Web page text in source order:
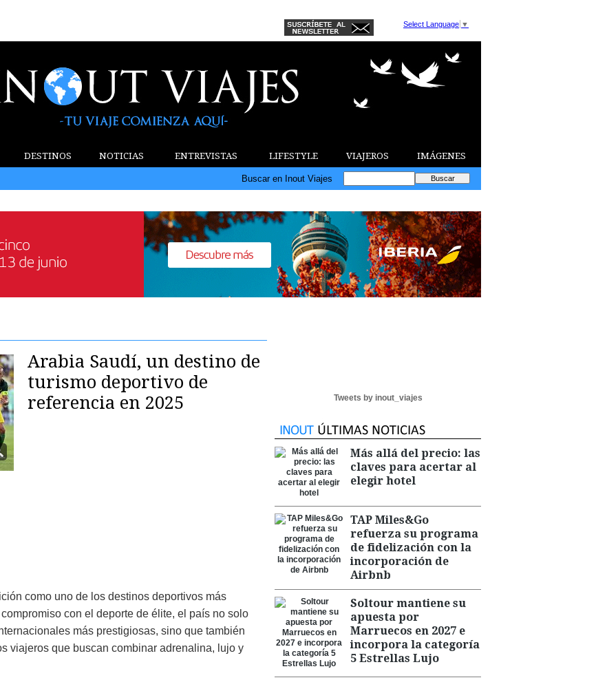
Select Language ▼
DESTINOS NOTICIAS ENTREVISTAS LIFESTYLE VIAJEROS IMÁGENES
Buscar en Inout Viajes
Arabia Saudí, un destino de
turismo deportivo de
referencia en 2025
como uno de los destinos deportivos más
con el deporte de élite, el país no solo
más prestigiosas, sino que también
viajeros que buscan combinar adrenalina, lujo y
Tweets by inout_viajes
Más allá del precio: las
claves para acertar al
elegir hotel
TAP Miles&Go
refuerza su programa
de fidelización con la
incorporación de
Airbnb
Soltour mantiene su
apuesta por
Marruecos en 2027 e
incorpora la categoría
5 Estrellas Lujo